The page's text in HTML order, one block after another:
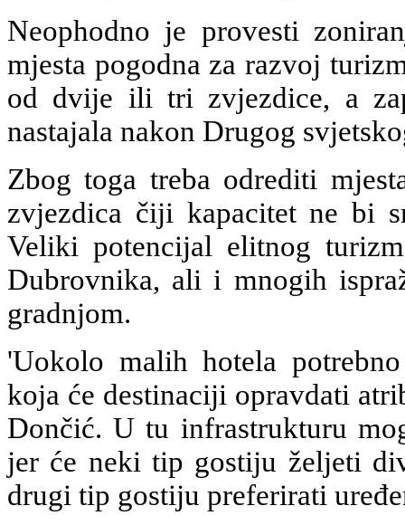
Neophodno je provesti
mjesta pogodna za razvoj
od dvije ili tri zvjezdice, a
nastajala nakon Drugog
Zbog toga treba odrediti
zvjezdica čiji kapacitet ne bi
Veliki potencijal elitnog
Dubrovnika, ali i mnogih
gradnjom.
'Uokolo malih hotela
koja će destinaciji opravdati
Dončić. U tu infrastrukturu
jer će neki tip gostiju željeti
drugi tip gostiju preferirati